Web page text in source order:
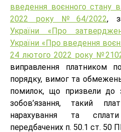
введення воєнного стану
2022 року №64/2022,
України «Про
України «Про введення
24 лютого 2022 року
виправлення платником
порядку, вимог та
помилок, що призвели до
зобов’язання, такий
нарахування та
передбачених п. 50.1 ст. 50